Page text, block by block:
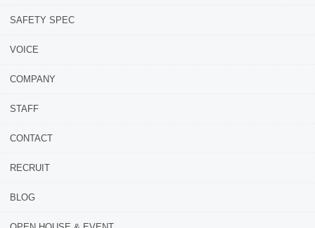
SAFETY SPEC
VOICE
COMPANY
STAFF
CONTACT
RECRUIT
BLOG